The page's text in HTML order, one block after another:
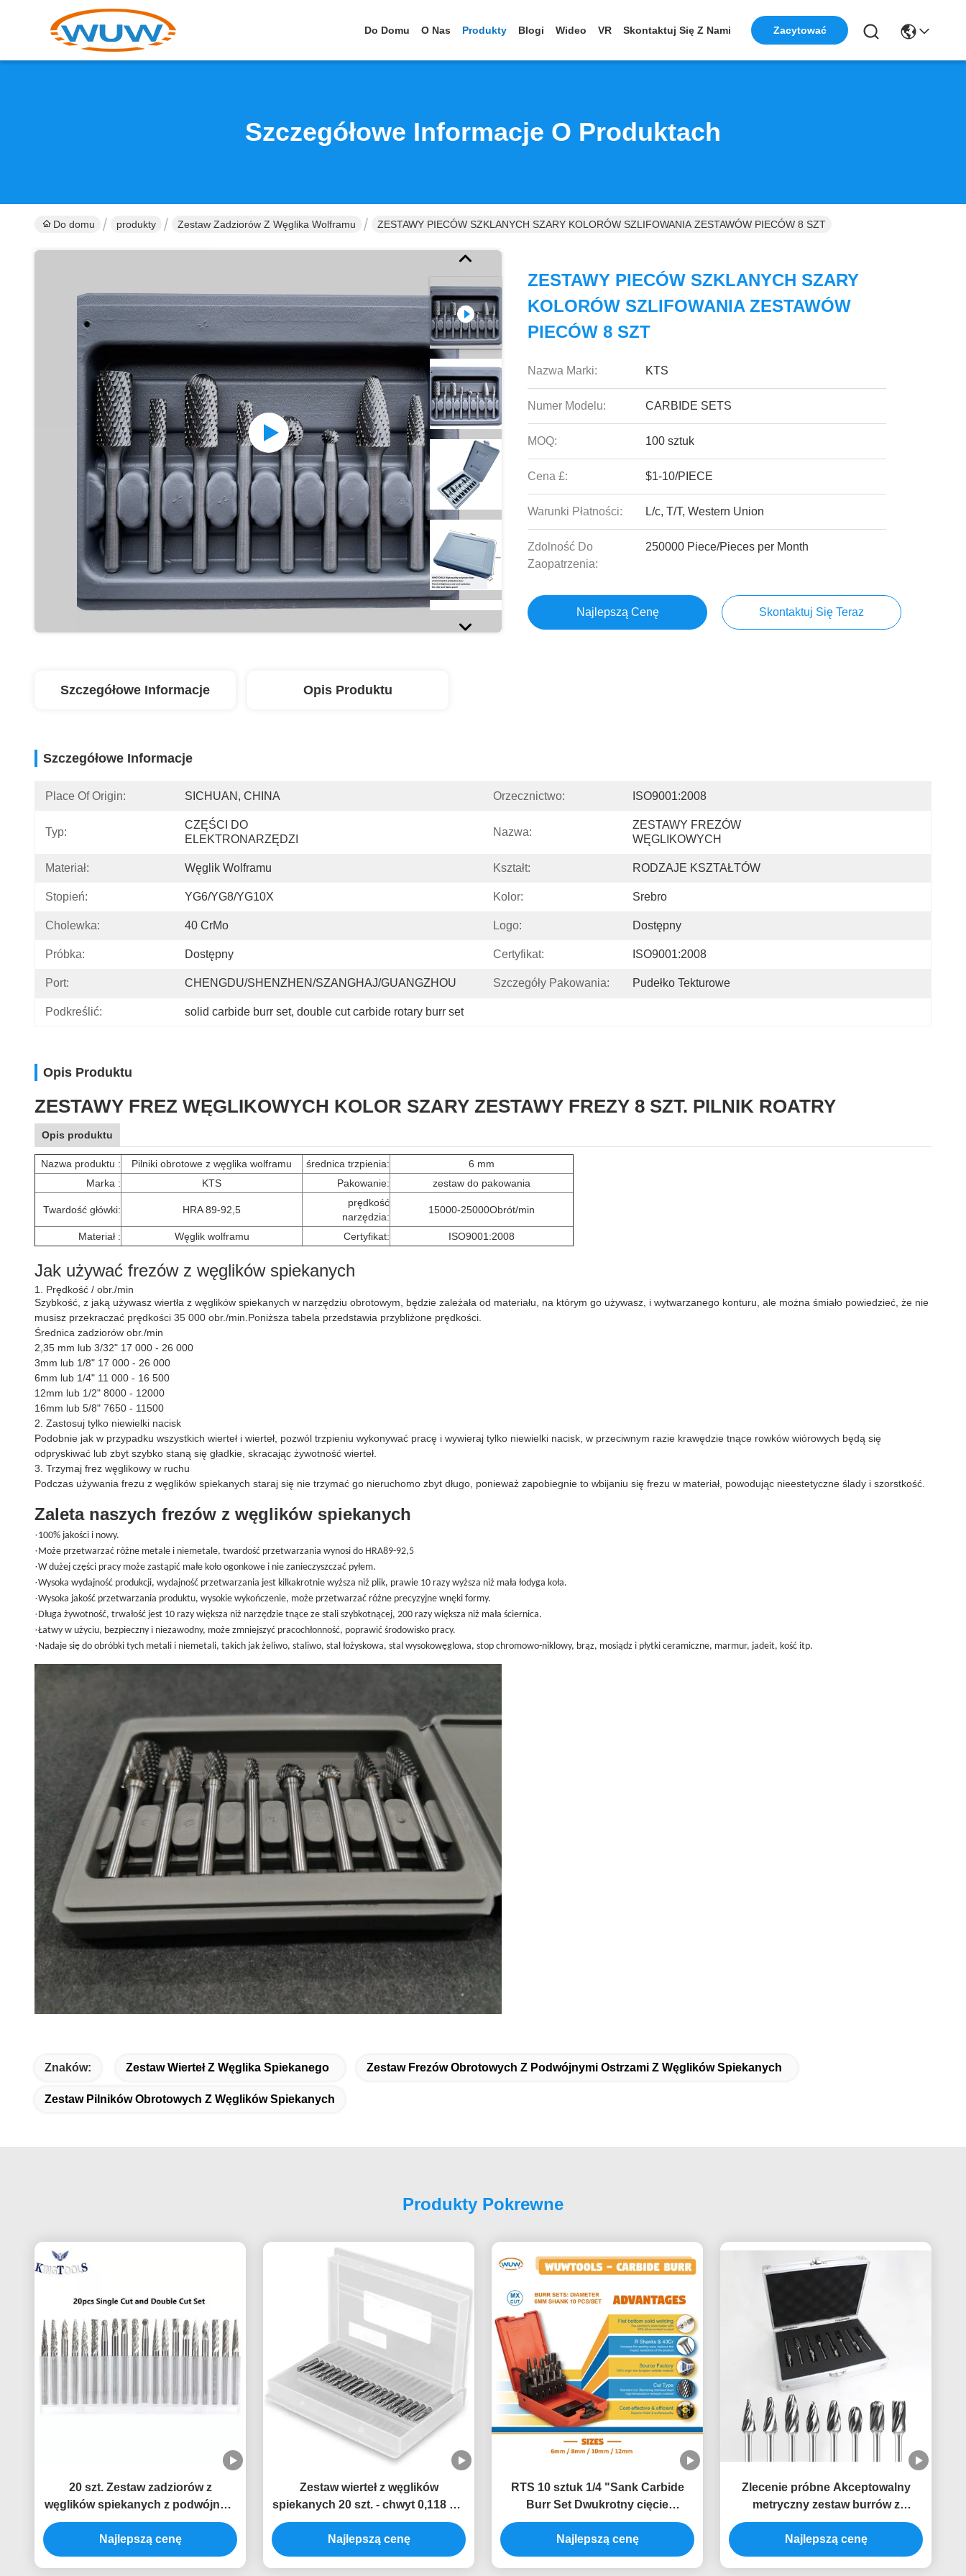
Do Domu O Nas Produkty Blogi Wideo VR Skontaktuj Się Z Nami Zacytować
Szczegółowe Informacje O Produktach
Do domu produkty Zestaw Zadziorów Z Węglika Wolframu ZESTAWY PIECÓW SZKLANYCH SZARY KOLORÓW SZLIFOWANIA ZESTAWÓW PIECÓW 8 SZT
ZESTAWY PIECÓW SZKLANYCH SZARY
KOLORÓW SZLIFOWANIA ZESTAWÓW
PIECÓW 8 SZT
Nazwa Marki: KTS
Numer Modelu: CARBIDE SETS
MOQ: 100 sztuk
Cena £: $1-10/PIECE
Warunki Płatności: L/c, T/T, Western Union
Zdolność Do
Zaopatrzenia:
250000 Piece/Pieces per Month
Najlepszą Cenę Skontaktuj Się Teraz
Szczegółowe Informacje Opis Produktu
Szczegółowe Informacje
Place Of Origin: SICHUAN, CHINA Orzecznictwo: ISO9001:2008
Typ:
CZĘŚCI DO
ELEKTRONARZĘDZI
Nazwa:
ZESTAWY FREZÓW
WĘGLIKOWYCH
Materiał: Węglik Wolframu Kształt: RODZAJE KSZTAŁTÓW
Stopień: YG6/YG8/YG10X Kolor: Srebro
Cholewka: 40 CrMo Logo: Dostępny
Próbka: Dostępny Certyfikat: ISO9001:2008
Port: CHENGDU/SHENZHEN/SZANGHAJ/GUANGZHOU Szczegóły Pakowania: Pudełko Tekturowe
Podkreślić: solid carbide burr set, double cut carbide rotary burr set
Opis Produktu
ZESTAWY FREZ WĘGLIKOWYCH KOLOR SZARY ZESTAWY FREZY 8 SZT. PILNIK ROATRY
Opis produktu
Nazwa produktu : Pilniki obrotowe z węglika wolframu średnica trzpienia:
6 mm
Marka :
KTS Pakowanie: zestaw do pakowania
Twardość główki: HRA 89-92,5
prędkość
narzędzia:
15000-25000Obrót/min
Materiał : Węglik wolframu Certyfikat: ISO9001:2008
Jak używać frezów z węglików spiekanych
1. Prędkość / obr./min
Szybkość, z jaką używasz wiertła z węglików spiekanych w narzędziu obrotowym, będzie zależała od materiału, na którym go używasz, i wytwarzanego konturu, ale można śmiało powiedzieć, że nie
musisz przekraczać prędkości 35 000 obr./min.Poniższa tabela przedstawia przybliżone prędkości.
Średnica zadziorów obr./min
2,35 mm lub 3/32" 17 000 - 26 000
3mm lub 1/8" 17 000 - 26 000
6mm lub 1/4" 11 000 - 16 500
12mm lub 1/2" 8000 - 12000
16mm lub 5/8" 7650 - 11500
2. Zastosuj tylko niewielki nacisk
Podobnie jak w przypadku wszystkich wierteł i wierteł, pozwól trzpieniu wykonywać pracę i wywieraj tylko niewielki nacisk, w przeciwnym razie krawędzie tnące rowków wiórowych będą się
odpryskiwać lub zbyt szybko staną się gładkie, skracając żywotność wierteł.
3. Trzymaj frez węglikowy w ruchu
Podczas używania frezu z węglików spiekanych staraj się nie trzymać go nieruchomo zbyt długo, ponieważ zapobiegnie to wbijaniu się frezu w materiał, powodując nieestetyczne ślady i szorstkość.
Zaleta naszych frezów z węglików spiekanych
· 100% jakości i nowy.
· Może przetwarzać różne metale i niemetale, twardość przetwarzania wynosi do HRA89-92,5
·W dużej części pracy może zastąpić małe koło ogonkowe i nie zanieczyszczać pyłem.
·Wysoka wydajność produkcji, wydajność przetwarzania jest kilkakrotnie wyższa niż plik, prawie 10 razy wyższa niż mała łodyga koła.
·Wysoka jakość przetwarzania produktu, wysokie wykończenie, może przetwarzać różne precyzyjne wnęki formy.
· Długa żywotność, trwałość jest 10 razy większa niż narzędzie tnące ze stali szybkotnącej, 200 razy większa niż mała ściernica.
·Łatwy w użyciu, bezpieczny i niezawodny, może zmniejszyć pracochłonność, poprawić środowisko pracy.
· Nadaje się do obróbki tych metali i niemetali, takich jak żeliwo, staliwo, stal łożyskowa, stal wysokowęglowa, stop chromowo-niklowy, brąz, mosiądz i płytki ceramiczne, marmur, jadeit, kość itp.
Znaków: Zestaw Wierteł Z Węglika Spiekanego Zestaw Frezów Obrotowych Z Podwójnymi Ostrzami Z Węglików Spiekanych
Zestaw Pilników Obrotowych Z Węglików Spiekanych
Produkty Pokrewne
20 szt. Zestaw zadziorów z
węglików spiekanych z podwójnym
cięciem 0,118 "(3 mm) z chwytem, ​​
narzędzia obrotowe do cięcia
zadziorów
Najlepszą cenę
Zestaw wierteł z węglików
spiekanych 20 szt. - chwyt 0,118 "(3
mm), zadziory do cięcia narzędzi
obrotowych
Najlepszą cenę
RTS 10 sztuk 1/4 "Sank Carbide
Burr Set Dwukrotny cięcie
Tungstanu Karbidu Rotacyjny File
Set Pasuje Dremel Rotacyjny
Narzędzie Do Rzeźbienia Metalu
Najlepszą cenę
Zlecenie próbne Akceptowalny
metryczny zestaw burrów z
węglanu wolframu do wiertarki do
wiertarki do wiertarki do wiertarki
do wiertarki do wiertarki do
Najlepszą cenę